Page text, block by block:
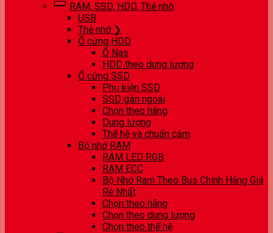
RAM, SSD, HDD, Thẻ nhớ
USB
Thẻ nhớ ❯
Ổ cứng HDD
Ổ Nas
HDD theo dung lượng
Ổ cứng SSD
Phụ kiện SSD
SSD gắn ngoài
Chọn theo hãng
Dung lượng
Thế hệ và chuẩn cắm
Bộ nhớ RAM
RAM LED RGB
RAM ECC
Bộ Nhớ Ram Theo Bus Chính Hãng Giá
Rẻ Nhất
Chọn theo hãng
Chọn theo dung lượng
Chọn theo thế hệ